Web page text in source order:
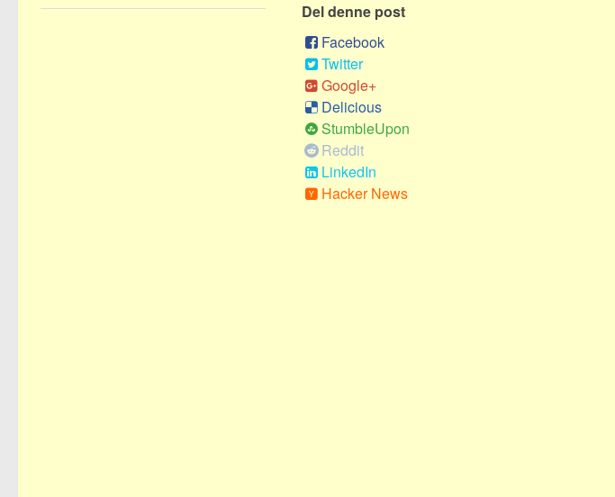
Del denne post
Facebook
Twitter
Google+
Delicious
StumbleUpon
Reddit
LinkedIn
Hacker News